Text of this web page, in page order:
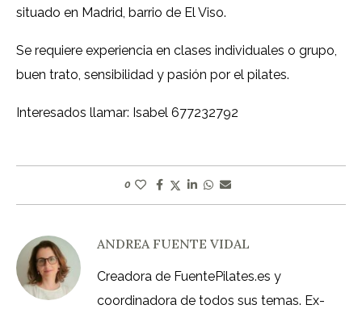
situado en Madrid, barrio de El Viso.
Se requiere experiencia en clases individuales o grupo,
buen trato, sensibilidad y pasión por el pilates.
Interesados llamar: Isabel 677232792
0
ANDREA FUENTE VIDAL
Creadora de FuentePilates.es y
coordinadora de todos sus temas. Ex-